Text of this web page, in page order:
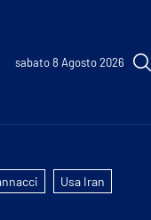
sabato 8 Agosto 2026
Usa Iran